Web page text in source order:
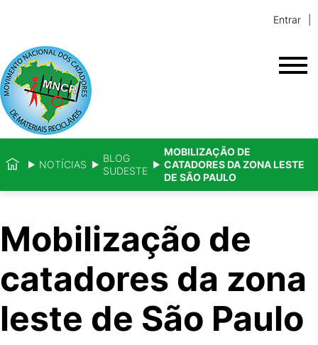
Entrar
NOTÍCIAS
BLOG
SUDESTE
MOBILIZAÇÃO DE
CATADORES DA ZONA LESTE
DE SÃO PAULO
Mobilização de
catadores da zona
leste de São Paulo